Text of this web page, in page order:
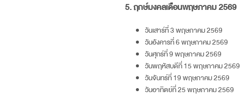
5. ฤกษ์มงคลเดือนพฤษภาคม2569
วันเสาร์ที่ 3 พฤษภาคม2569
วันอังคารที่ 6 พฤษภาคม2569
วันศุกร์ที่ 9 พฤษภาคม2569
วันพฤหัสบดีที่ 15 พฤษภาคม2569
วันจันทร์ที่ 19 พฤษภาคม2569
วันอาทิตย์ที่ 25 พฤษภาคม2569